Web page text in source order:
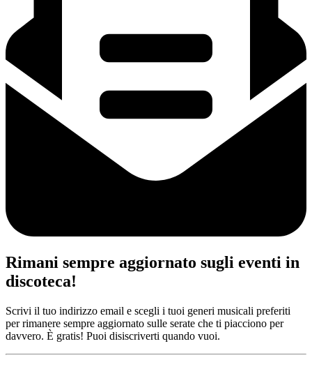
Rimani sempre aggiornato sugli eventi in
discoteca!
Scrivi il tuo indirizzo email e scegli i tuoi generi musicali preferiti
per rimanere sempre aggiornato sulle serate che ti piacciono per
davvero. È gratis! Puoi disiscriverti quando vuoi.